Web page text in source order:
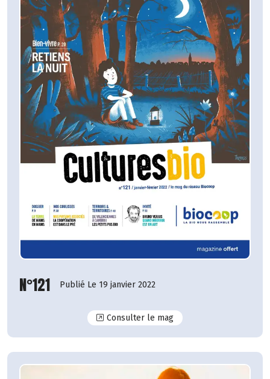
N°121 Publié Le 19 janvier 2022
Consulter le magN°121